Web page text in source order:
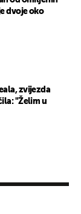
dvoje oko
zvijezda
"Želim u